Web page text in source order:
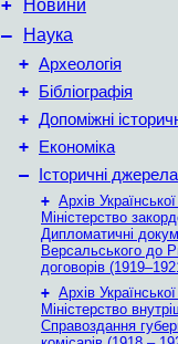
+ Новини
–
Наука
+ Археологія
+ Бібліографія
+ Допоміжні
+ Економіка
– Історичні джерела
+ Архів
Міністерство
Дипломатичні
Версальського до
договорів
+ Архів
Міністерство
Справоздання